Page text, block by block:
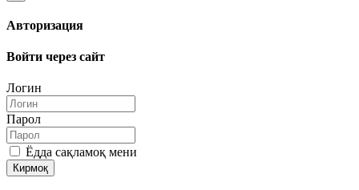
Авторизация
Войти через сайт
Логин
Парол
Ёдда сақламоқ мени